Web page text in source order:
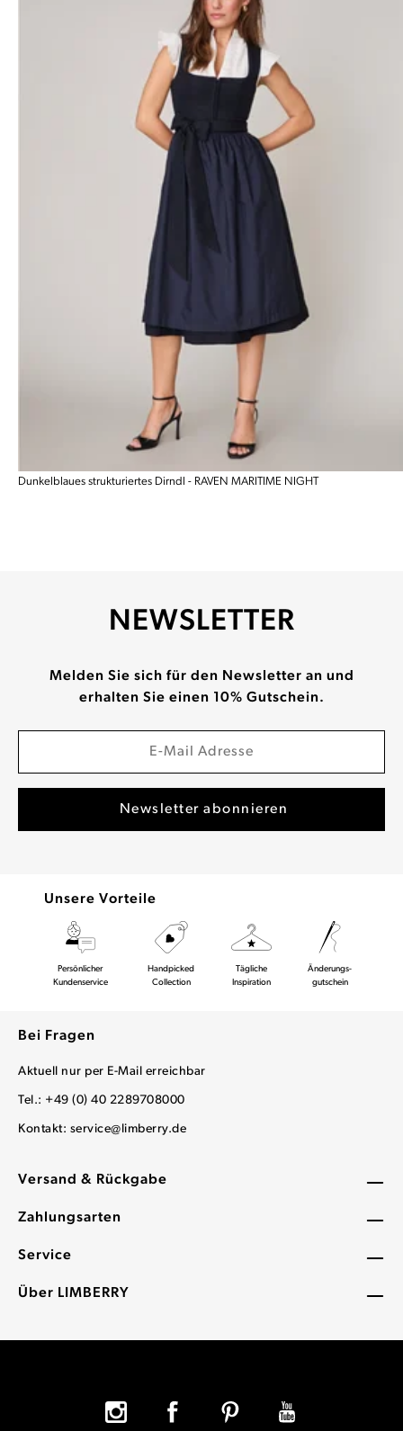
Dunkelblaues strukturiertes Dirndl - RAVEN MARITIME NIGHT
Versand & Rückgabe
Zahlungsarten
Service
Über LIMBERRY
NEWSLETTER
Melden Sie sich für den Newsletter an und
erhalten Sie einen 10% Gutschein.
Unsere Vorteile
Persönlicher
Kundenservice
Handpicked
Collection
Tägliche
Inspiration
Änderungs-
gutschein
Bei Fragen
Aktuell nur per E-Mail erreichbar
Tel.: +49 (0) 40 2289708000
Kontakt: service@limberry.de